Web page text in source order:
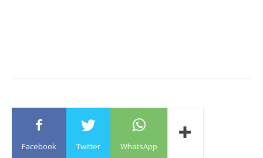
Facebook Twitter WhatsApp